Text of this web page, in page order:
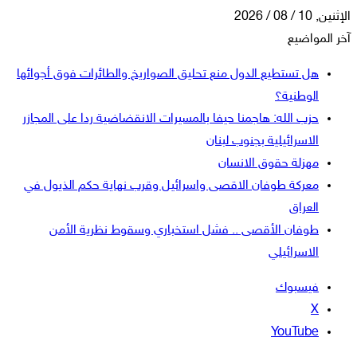
الإثنين, 10 / 08 / 2026
آخر المواضيع
هل تستطيع الدول منع تحليق الصواريخ والطائرات فوق أجوائها
الوطنية؟
حزب الله: هاجمنا حيفا بالمسيرات الانقضاضية ردا على المجازر
الاسرائيلية بجنوب لبنان
مهزلة حقوق الانسان
معركة طوفان الاقصى واسرائيل وقرب نهاية حكم الذيول في
العراق
طوفان الأقصى .. فشل استخباري وسقوط نظرية الأمن
الاسرائيلي
فيسبوك
‫X
‫YouTube